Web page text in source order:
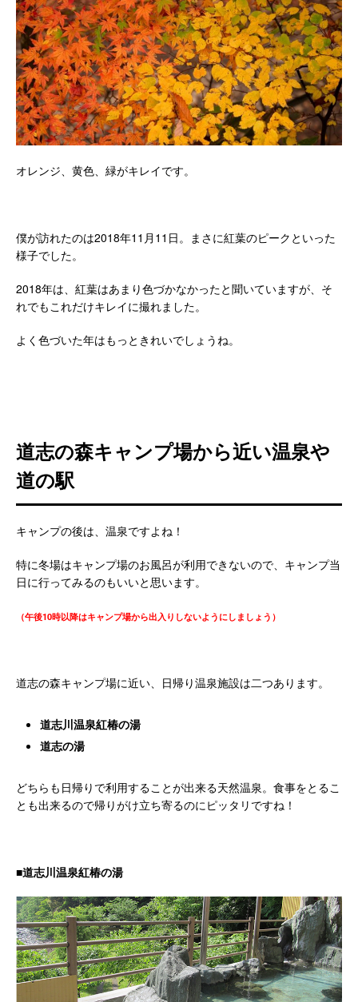
オレンジ、黄色、緑がキレイです。
僕が訪れたのは2018年11月11日。まさに紅葉のピークといった
様子でした。
2018年は、紅葉はあまり色づかなかったと聞いていますが、そ
れでもこれだけキレイに撮れました。
よく色づいた年はもっときれいでしょうね。
道志の森キャンプ場から近い温泉や
道の駅
キャンプの後は、温泉ですよね！
特に冬場はキャンプ場のお風呂が利用できないので、キャンプ当
日に行ってみるのもいいと思います。
（午後10時以降はキャンプ場から出入りしないようにしましょう）
道志の森キャンプ場に近い、日帰り温泉施設は二つあります。
道志川温泉紅椿の湯
道志の湯
どちらも日帰りで利用することが出来る天然温泉。食事をとるこ
とも出来るので帰りがけ立ち寄るのにピッタリですね！
■道志川温泉紅椿の湯